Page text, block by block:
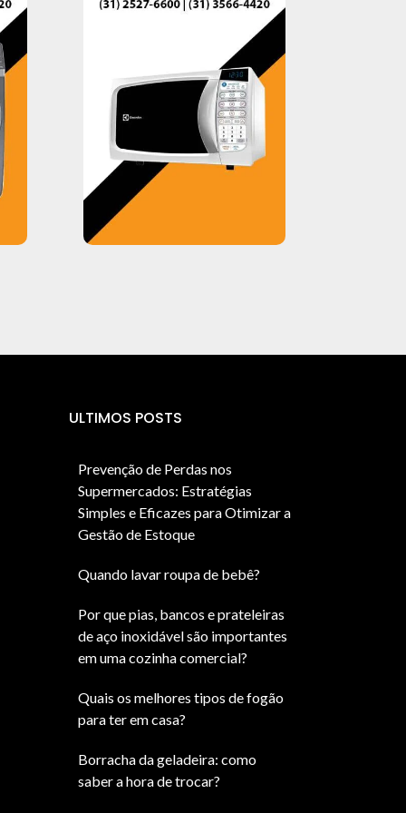
ULTIMOS POSTS
Prevenção de Perdas nos
Supermercados: Estratégias
Simples e Eficazes para Otimizar a
Gestão de Estoque
Quando lavar roupa de bebê?
Por que pias, bancos e prateleiras
de aço inoxidável são importantes
em uma cozinha comercial?
Quais os melhores tipos de fogão
para ter em casa?
Borracha da geladeira: como
saber a hora de trocar?